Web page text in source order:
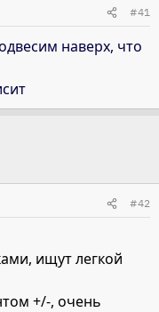
#41
наверх, что
#42
ищут легкой
+/-, очень